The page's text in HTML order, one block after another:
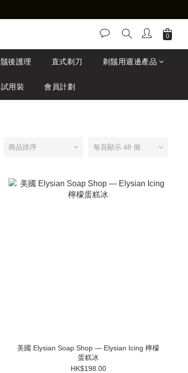
鬚後護理 直式剃刀 剃鬚用週邊產品
試用裝 會員計劃
商品排序 每頁顯示 48 個
美國 Elysian Soap Shop — Elysian Icing 檸檬
蛋糕冰
HK$198.00